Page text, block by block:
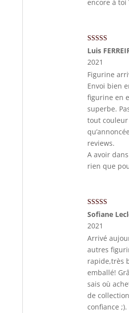
encore à toi
Note 5sur 5
Luis
2021
Figurine
Envoi bien
figurine en
superbe.
tout
reviews.
A avoir
rien que
Note5sur 5
Sofiane
2021
Arrivé
autres
rapide,très
emballé!
sais où
de
confiance